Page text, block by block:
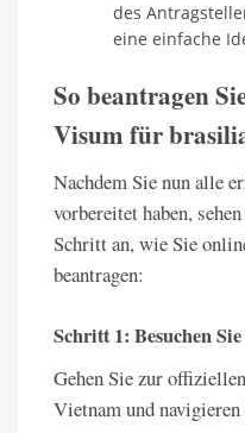
des
eine einfache
So beantragen
Visum für
Nachdem Sie nun alle
vorbereitet haben,
Schritt an, wie Sie
beantragen:
Schritt 1: Besuchen
Gehen Sie zur
Vietnam und